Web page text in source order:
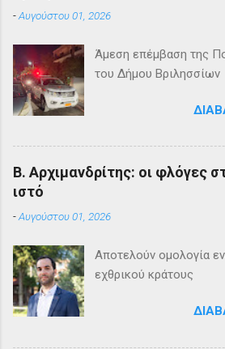
-Αυγούστου 01, 2026
Άμεση επέμβαση της
του Δήμου Βριλησσίων
Β. Αρχιμανδρίτης: οι φλόγες
ιστό
-Αυγούστου 01, 2026
Αποτελούν ομολογία
εχθρικού κράτους